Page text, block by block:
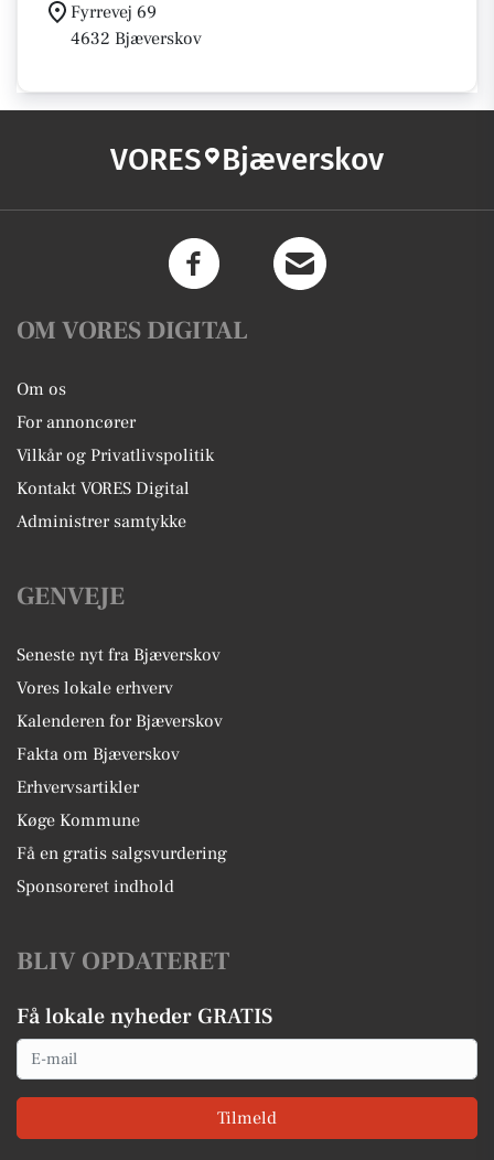
Fyrrevej 69
4632 Bjæverskov
VORES Bjæverskov
OM VORES DIGITAL
Om os
For annoncører
Vilkår og Privatlivspolitik
Kontakt VORES Digital
Administrer samtykke
GENVEJE
Seneste nyt fra Bjæverskov
Vores lokale erhverv
Kalenderen for Bjæverskov
Fakta om Bjæverskov
Erhvervsartikler
Køge Kommune
Få en gratis salgsvurdering
Sponsoreret indhold
BLIV OPDATERET
Få lokale nyheder GRATIS
Email
Tilmeld